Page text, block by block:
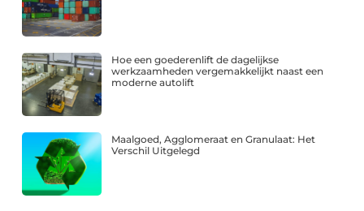
Hoe een goederenlift de dagelijkse
werkzaamheden vergemakkelijkt naast een
moderne autolift
Maalgoed, Agglomeraat en Granulaat: Het
Verschil Uitgelegd